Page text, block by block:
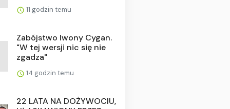
11 godzin temu
Zabójstwo Iwony Cygan.
"W tej wersji nic się nie
zgadza"
14 godzin temu
22 LATA NA DOŻYWOCIU,